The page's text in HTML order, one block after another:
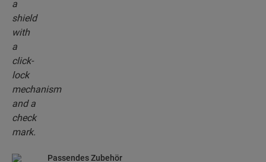
Passendes Zubehör